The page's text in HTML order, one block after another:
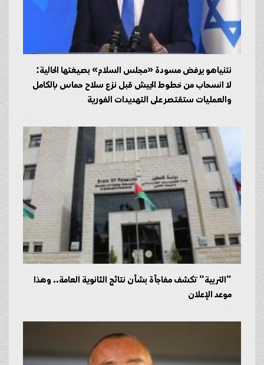
نتنياهو يرفض مسودة «مجلس السلام» بصيغتها الحالية:
لا انسحاب من خطوط الجيش قبل نزع سلاح حماس بالكامل
والعمليات ستقتصر على التهديدات الفورية
"التربية" تكشف مفاجأة بشأن نتائج الثانوية العامة.. وهذا
موعد الإعلان